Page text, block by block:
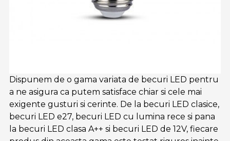
Dispunem de o gama variata de becuri LED pentru
a ne asigura ca putem satisface chiar si cele mai
exigente gusturi si cerinte. De la becuri LED clasice,
becuri LED e27, becuri LED cu lumina rece si pana
la becuri LED clasa A++ si becuri LED de 12V, fiecare